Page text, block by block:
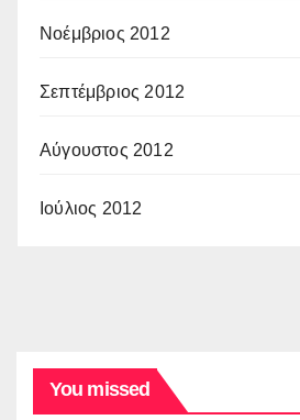
Νοέμβριος 2012
Σεπτέμβριος 2012
Αύγουστος 2012
Ιούλιος 2012
You missed